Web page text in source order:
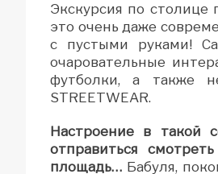
Экскурсия по
это очень даже
с пустыми руками!
очаровательные
футболки, а также
STREETWEAR.
Настроение в такой
отправиться
площадь… Бабуля,